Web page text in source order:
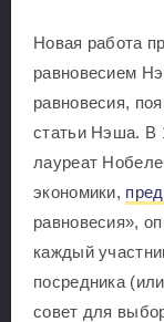
Новая работа
равновесием
равновесия,
статьи Нэша. В
лауреат
экономики,
равновесия»,
каждый
посредника
совет для